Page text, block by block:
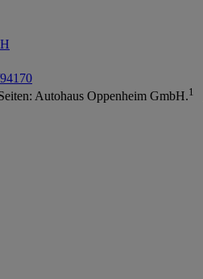
Autohaus Oppenheim GmbH.1